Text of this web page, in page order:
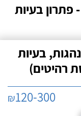
פתרון בעיות
בעיות
רהיטים)
₪120-300